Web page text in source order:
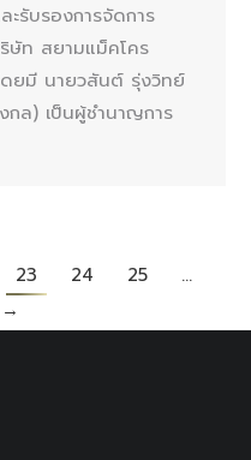
ะรับรองการจัดการ
ท สยามแม็คโคร
ยมี นายวสันต์ รุ่งวิทย์
ล) เป็นผู้ชำนาญการ
23 24 25
…
→